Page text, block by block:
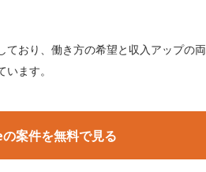
ており、働き方の希望と収入アップの両
ます。
案件を無料で見る